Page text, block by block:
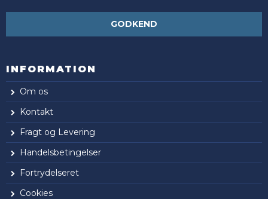
GODKEND
INFORMATION
Om os
Kontakt
Fragt og Levering
Handelsbetingelser
Fortrydelseret
Cookies